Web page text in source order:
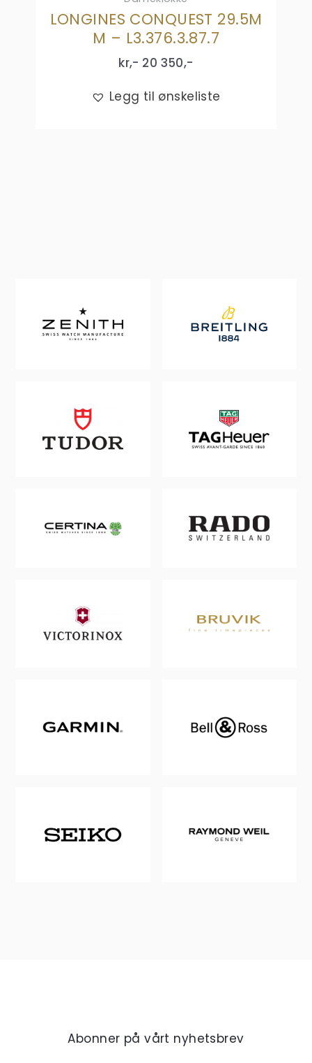
LONGINES CONQUEST 29.5M
M – L3.376.3.87.7
kr,- 20 350,-
Legg til ønskeliste
Abonner på vårt nyhetsbrev